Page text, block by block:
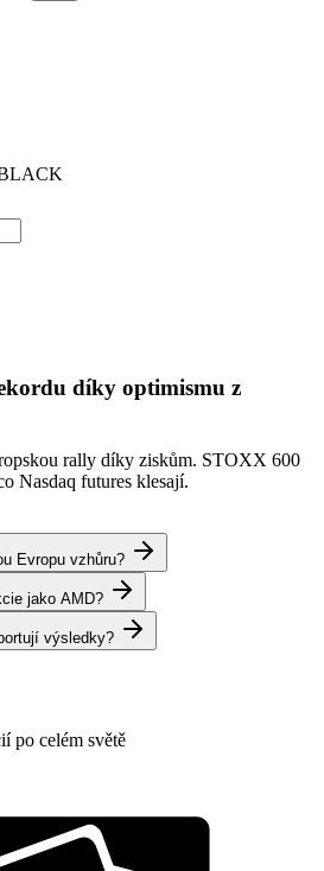
díky optimismu z
rally díky ziskům. STOXX 600
Nasdaq futures klesají.
Evropu vzhůru?
jako AMD?
výsledky?
po celém světě